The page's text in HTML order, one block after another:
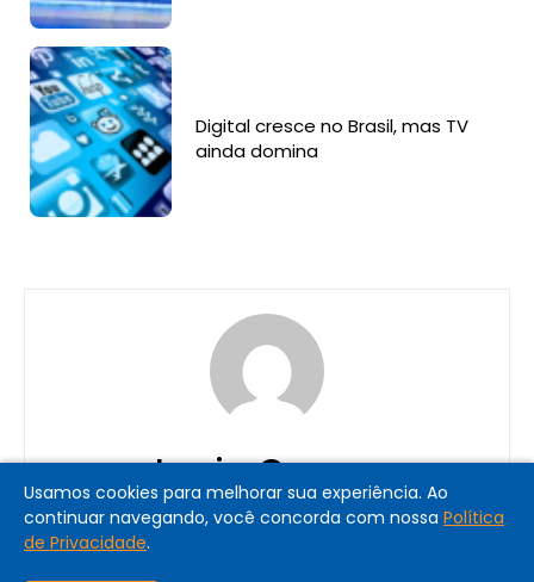
Digital cresce no Brasil, mas TV
ainda domina
Lucia Correa
Usamos cookies para melhorar sua experiência. Ao
continuar navegando, você concorda com nossa Política
de Privacidade.